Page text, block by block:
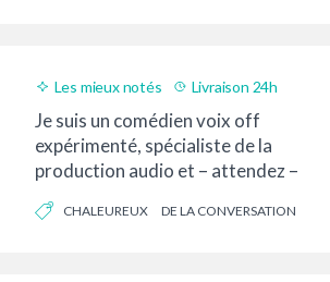
Les mieux notés Livraison 24h
Je suis un comédien voix off
expérimenté, spécialiste de la
production audio et – attendez –
d’expérience...
CHALEUREUX DE LA CONVERSATION